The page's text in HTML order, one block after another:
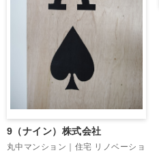
9（ナイン）株式会社
丸中マンション｜住宅 リノベーショ